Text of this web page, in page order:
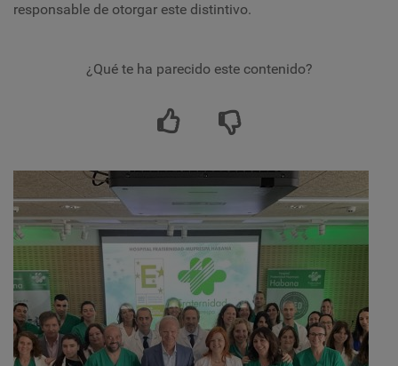
responsable de otorgar este distintivo.
¿Qué te ha parecido este contenido?